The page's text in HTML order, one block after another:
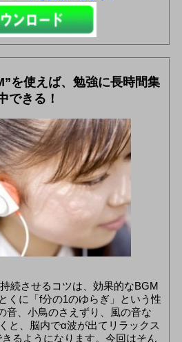
使えば、勉強に長時間集
できる！
続させるコツは、効果的なBGM
くに「f分の1のゆらぎ」という性
音、小鳥のさえずり、風の音な
と、脳内でα波が出てリラックス
るようになります。今回はそん